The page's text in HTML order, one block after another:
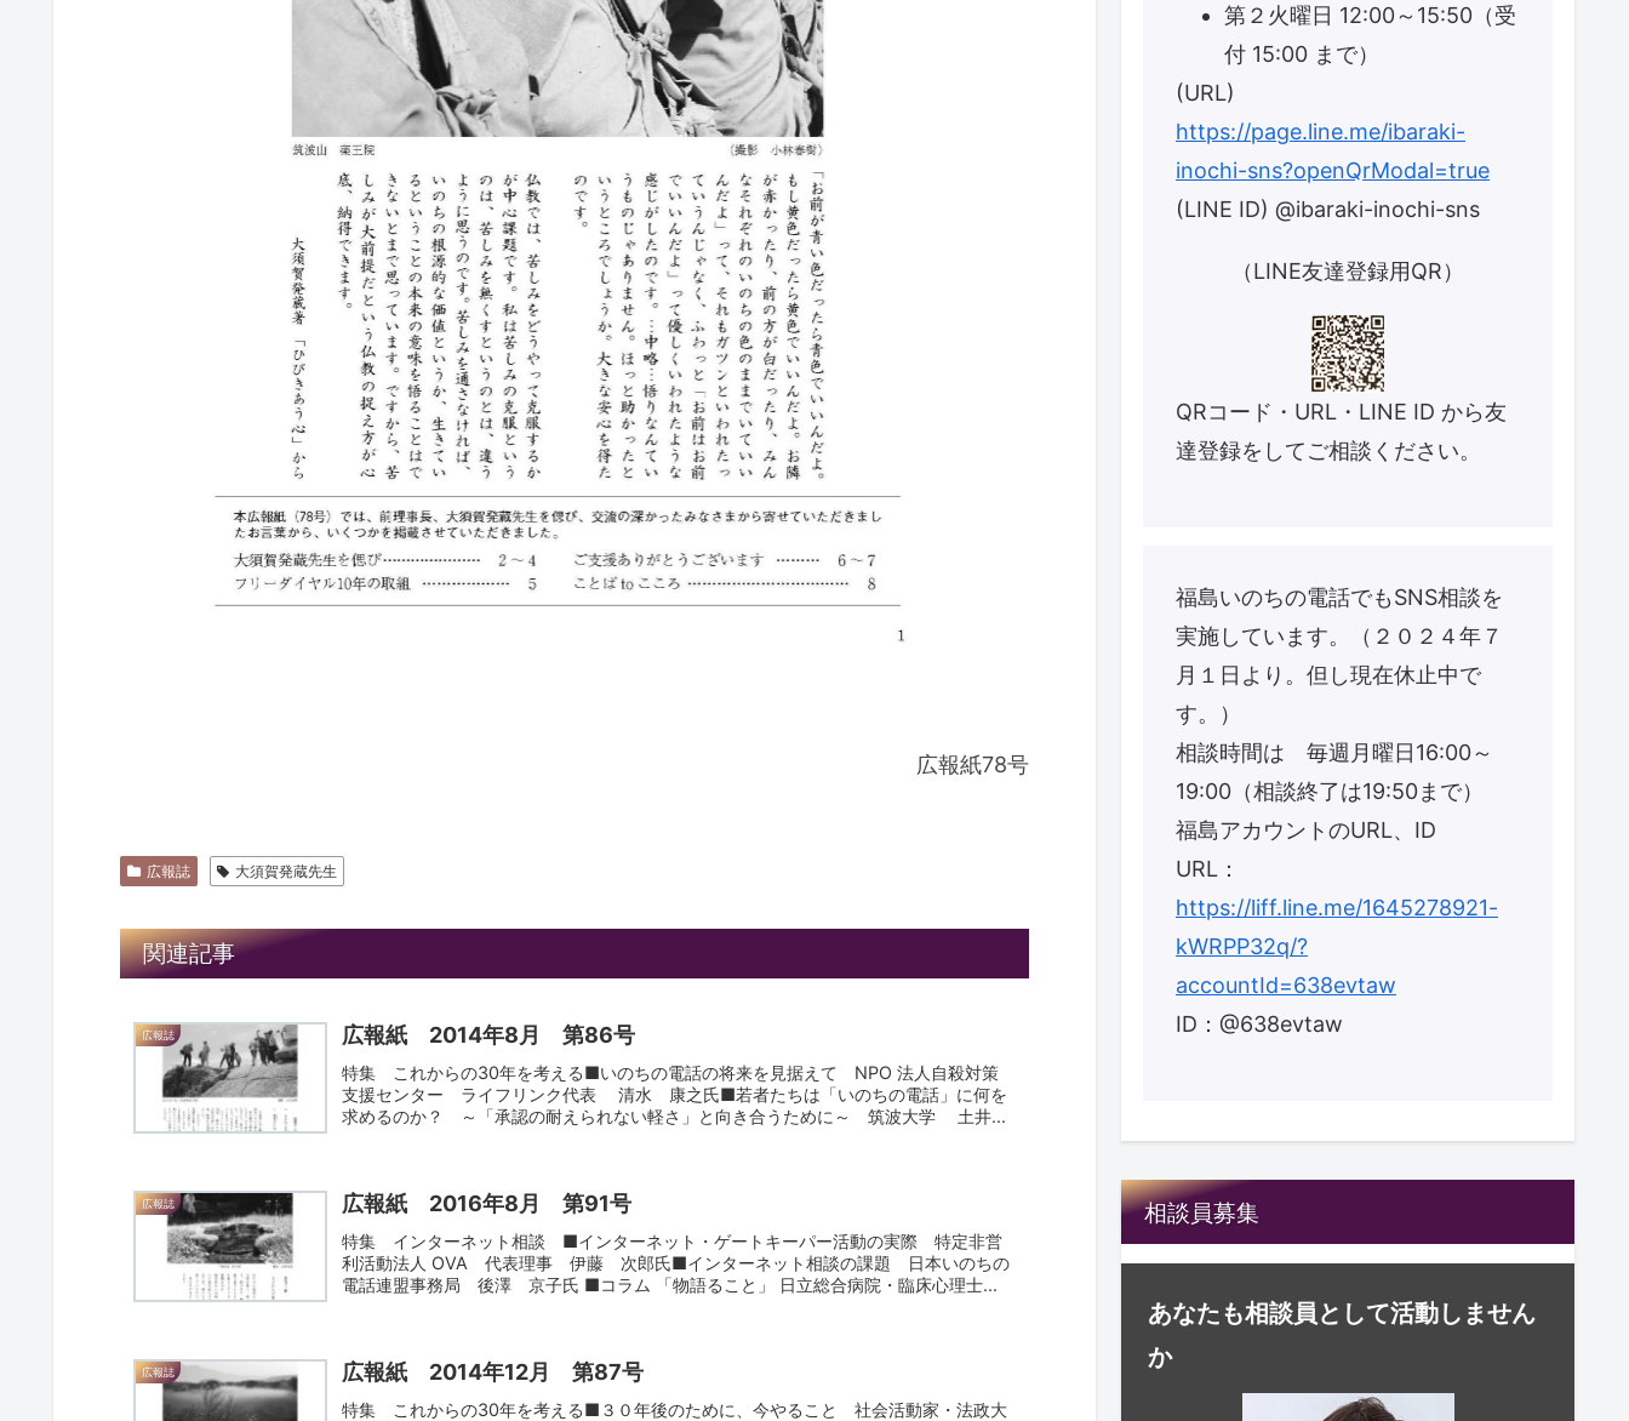
広報紙78号
広報誌 大須賀発蔵先生
関連記事
広報誌 広報紙 2014年8月 第86号
特集 これからの30年を考える■いのちの電話の将来を見据えて NPO 法人自殺対策
支援センター ライフリンク代表 清水 康之氏■若者たちは「いのちの電話」に何を
求めるのか？ ～「承認の耐えられない軽さ」と向き合うために～ 筑波大学 土井...
広報誌 広報紙 2016年8月 第91号
特集 インターネット相談 ■インターネット・ゲートキーパー活動の実際 特定非営
利活動法人 OVA 代表理事 伊藤 次郎氏■インターネット相談の課題 日本いのちの
電話連盟事務局 後澤 京子氏 ■コラム 「物語ること」 日立総合病院・臨床心理士...
広報誌 広報紙 2014年12月 第87号
特集 これからの30年を考える■３０年後のために、今やること 社会活動家・法政大
第２火曜日 12:00～15:50（受
付 15:00 まで）
(URL)
https://page.line.me/ibaraki-
inochi-sns?openQrModal=true
(LINE ID) @ibaraki-inochi-sns
（LINE友達登録用QR）
QRコード・URL・LINE ID から友
達登録をしてご相談ください。
福島いのちの電話でもSNS相談を
実施しています。（２０２４年７
月１日より。但し現在休止中で
す。）
相談時間は 毎週月曜日16:00～
19:00（相談終了は19:50まで）
福島アカウントのURL、ID
URL：
https://liff.line.me/1645278921-
kWRPP32q/?
accountId=638evtaw
ID：@638evtaw
相談員募集
あなたも相談員として活動しません
か